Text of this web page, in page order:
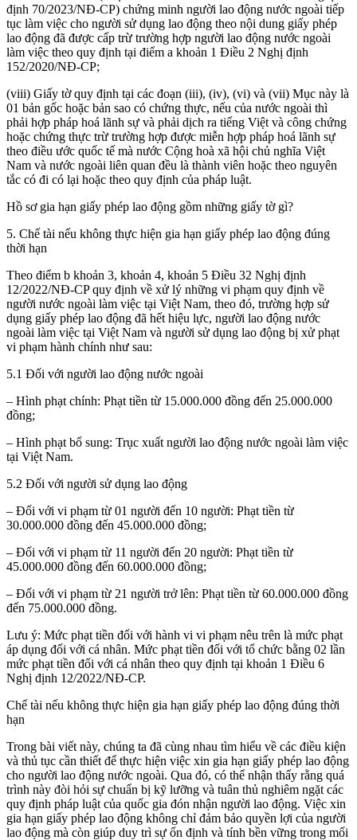
định 70/2023/NĐ-CP) chứng minh người lao động nước ngoài tiếp
tục làm việc cho người sử dụng lao động theo nội dung giấy phép
lao động đã được cấp trừ trường hợp người lao động nước ngoài
làm việc theo quy định tại điểm a khoản 1 Điều 2 Nghị định
152/2020/NĐ-CP;
(viii) Giấy tờ quy định tại các đoạn (iii), (iv), (vi) và (vii) Mục này là
01 bản gốc hoặc bản sao có chứng thực, nếu của nước ngoài thì
phải hợp pháp hoá lãnh sự và phải dịch ra tiếng Việt và công chứng
hoặc chứng thực trừ trường hợp được miễn hợp pháp hoá lãnh sự
theo điều ước quốc tế mà nước Cộng hoà xã hội chủ nghĩa Việt
Nam và nước ngoài liên quan đều là thành viên hoặc theo nguyên
tắc có đi có lại hoặc theo quy định của pháp luật.
Hồ sơ gia hạn giấy phép lao động gồm những giấy tờ gì?
5. Chế tài nếu không thực hiện gia hạn giấy phép lao động đúng
thời hạn
Theo điểm b khoản 3, khoản 4, khoản 5 Điều 32 Nghị định
12/2022/NĐ-CP quy định về xử lý những vi phạm quy định về
người nước ngoài làm việc tại Việt Nam, theo đó, trường hợp sử
dụng giấy phép lao động đã hết hiệu lực, người lao động nước
ngoài làm việc tại Việt Nam và người sử dụng lao động bị xử phạt
vi phạm hành chính như sau:
5.1 Đối với người lao động nước ngoài
– Hình phạt chính: Phạt tiền từ 15.000.000 đồng đến 25.000.000
đồng;
– Hình phạt bổ sung: Trục xuất người lao động nước ngoài làm việc
tại Việt Nam.
5.2 Đối với người sử dụng lao động
– Đối với vi phạm từ 01 người đến 10 người: Phạt tiền từ
30.000.000 đồng đến 45.000.000 đồng;
– Đối với vi phạm từ 11 người đến 20 người: Phạt tiền từ
45.000.000 đồng đến 60.000.000 đồng;
– Đối với vi phạm từ 21 người trở lên: Phạt tiền từ 60.000.000 đồng
đến 75.000.000 đồng.
Lưu ý: Mức phạt tiền đối với hành vi vi phạm nêu trên là mức phạt
áp dụng đối với cá nhân. Mức phạt tiền đối với tổ chức bằng 02 lần
mức phạt tiền đối với cá nhân theo quy định tại khoản 1 Điều 6
Nghị định 12/2022/NĐ-CP.
Chế tài nếu không thực hiện gia hạn giấy phép lao động đúng thời
hạn
Trong bài viết này, chúng ta đã cùng nhau tìm hiểu về các điều kiện
và thủ tục cần thiết để thực hiện việc xin gia hạn giấy phép lao động
cho người lao động nước ngoài. Qua đó, có thể nhận thấy rằng quá
trình này đòi hỏi sự chuẩn bị kỹ lưỡng và tuân thủ nghiêm ngặt các
quy định pháp luật của quốc gia đón nhận người lao động. Việc xin
gia hạn giấy phép lao động không chỉ đảm bảo quyền lợi của người
lao động mà còn giúp duy trì sự ổn định và tính bền vững trong mối